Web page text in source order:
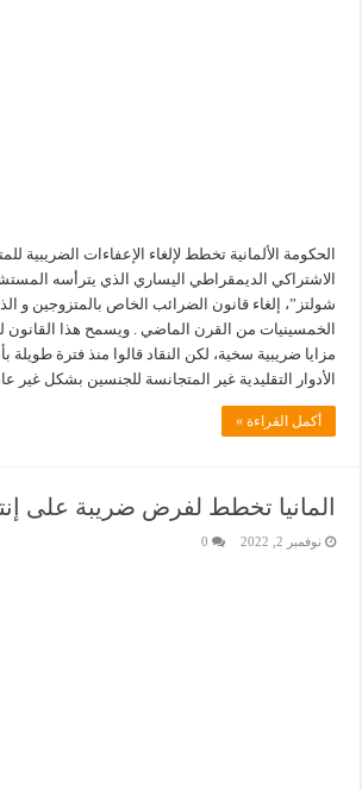
الحكومة الألمانية تخطط لإلغاء الإعفاءات الضريبية
الاشتراكي الديمقراطي اليساري الذي يترأسه
شولتز”، إلغاء قانون الضرائب الخاص بالمتزوجين و
الخمسينيات من القرن الماضي . ويسمح هذا القانون
مزايا ضريبية سخية، لكن النقاد قالوا منذ فترة طويلة
الأدوار التقليدية غير المتجانسة للجنسين بشكل غير
أكمل القراءة »
المانيا تخطط لفرض ضريبة على
نوفمبر 2, 2022 0